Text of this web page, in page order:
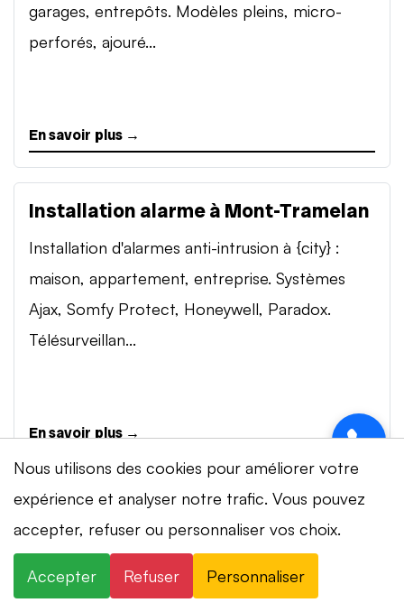
garages, entrepôts. Modèles pleins, micro-
perforés, ajouré...
En savoir plus →
Installation alarme à Mont-Tramelan
Installation d'alarmes anti-intrusion à {city} :
maison, appartement, entreprise. Systèmes
Ajax, Somfy Protect, Honeywell, Paradox.
Télésurveillan...
En savoir plus →
Vidéosurveillance à Mont-Tramelan
Installation de systèmes de vidéosurveillance à
{city} : caméras IP 4K, visionnage smartphone,
Nous utilisons des cookies pour améliorer votre
expérience et analyser notre trafic. Vous pouvez
accepter, refuser ou personnaliser vos choix.
Accepter Refuser Personnaliser
⚡ Intervention en 20 min· 24h/24 · 7j/7 ·
Devis gratuit
+41 78 319 32 82
WhatsApp